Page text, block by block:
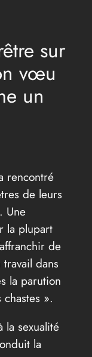
sur
vœu
un
rencontré
de leurs
Une
la plupart
de
dans
la parution
».
la sexualité
la